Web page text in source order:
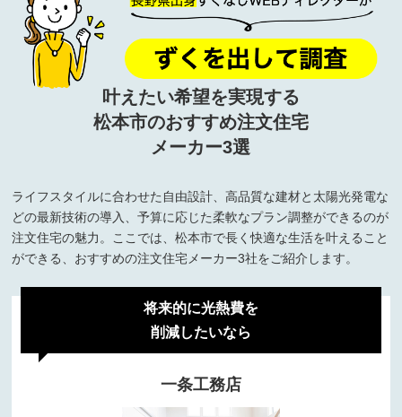
叶えたい希望を実現する
松本市のおすすめ注文住宅
メーカー3選
ライフスタイルに合わせた自由設計、高品質な建材と太陽光発電な
どの最新技術の導入、予算に応じた柔軟なプラン調整ができるのが
注文住宅の魅力。ここでは、松本市で長く快適な生活を叶えること
ができる、おすすめの注文住宅メーカー3社をご紹介します。
将来的に光熱費を
削減したいなら
一条工務店